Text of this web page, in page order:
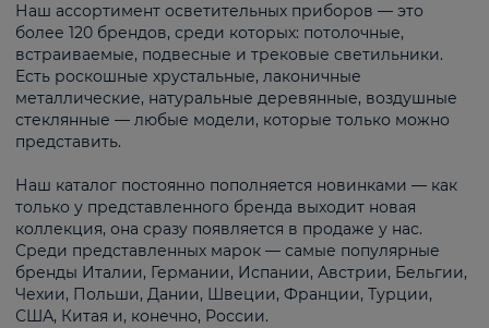
Наш ассортимент осветительных приборов — это
более 120 брендов, среди которых: потолочные,
встраиваемые, подвесные и трековые светильники.
Есть роскошные хрустальные, лаконичные
металлические, натуральные деревянные, воздушные
стеклянные — любые модели, которые только можно
представить.
Наш каталог постоянно пополняется новинками — как
только у представленного бренда выходит новая
коллекция, она сразу появляется в продаже у нас.
Среди представленных марок — самые популярные
бренды Италии, Германии, Испании, Австрии, Бельгии,
Чехии, Польши, Дании, Швеции, Франции, Турции,
США, Китая и, конечно, России.